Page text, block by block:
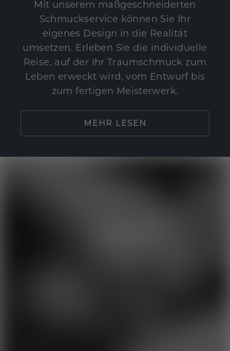
Mit unserem maßgeschneiderten
Schmuckservice können Sie Ihr
eigenes Design in die Realität
umsetzen. Erleben Sie die individuelle
Reise, auf der Ihr Traumschmuck zum
Leben erweckt wird, vom Entwurf bis
zum fertigen Meisterwerk.
MEHR LESEN